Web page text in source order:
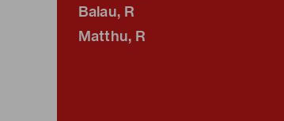
Balau, R
Matthu, R